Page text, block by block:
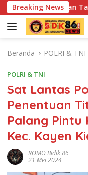
Langsung
ke
konten
Breaking News
Tangani Karhutla
Beranda POLRI & TNI
POLRI & TNI
Sat Lantas
Penentuan
Palang Pintu
Kec. Kayen
ROMO Bidik 86
21 Mei 2024